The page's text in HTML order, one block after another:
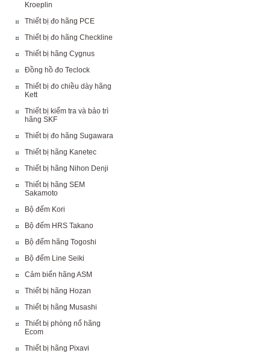
Kroeplin
Thiết bị đo hãng PCE
Thiết bị đo hãng Checkline
Thiết bị hãng Cygnus
Đồng hồ đo Teclock
Thiết bị đo chiều dày hãng
Kett
Thiết bị kiểm tra và bảo trì
hãng SKF
Thiết bị đo hãng Sugawara
Thiết bị hãng Kanetec
Thiết bị hãng Nihon Denji
Thiết bị hãng SEM
Sakamoto
Bộ đếm Kori
Bộ đếm HRS Takano
Bộ đếm hãng Togoshi
Bộ đếm Line Seiki
Cảm biến hãng ASM
Thiết bị hãng Hozan
Thiết bị hãng Musashi
Thiết bị phòng nổ hãng
Ecom
Thiết bị hãng Pixavi